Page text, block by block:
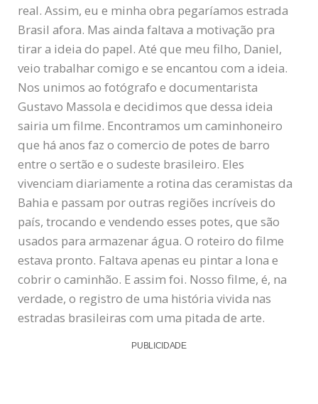
real. Assim, eu e minha obra pegaríamos estrada
Brasil afora. Mas ainda faltava a motivação pra
tirar a ideia do papel. Até que meu filho, Daniel,
veio trabalhar comigo e se encantou com a ideia.
Nos unimos ao fotógrafo e documentarista
Gustavo Massola e decidimos que dessa ideia
sairia um filme. Encontramos um caminhoneiro
que há anos faz o comercio de potes de barro
entre o sertão e o sudeste brasileiro. Eles
vivenciam diariamente a rotina das ceramistas da
Bahia e passam por outras regiões incríveis do
país, trocando e vendendo esses potes, que são
usados para armazenar água. O roteiro do filme
estava pronto. Faltava apenas eu pintar a lona e
cobrir o caminhão. E assim foi. Nosso filme, é, na
verdade, o registro de uma história vivida nas
estradas brasileiras com uma pitada de arte.
PUBLICIDADE